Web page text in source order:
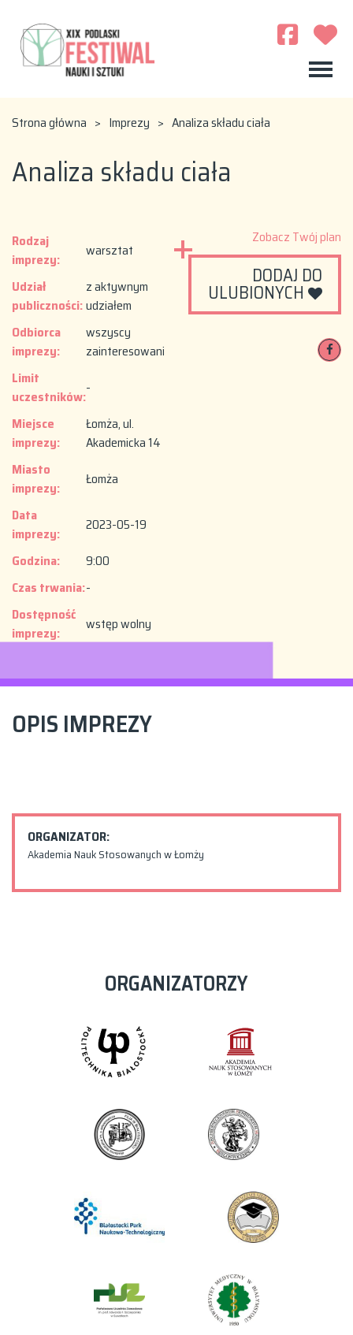
Strona główna > Imprezy > Analiza składu ciała
Analiza składu ciała
Rodzaj
imprezy:
warsztat
Udział
publiczności:
z aktywnym
udziałem
Odbiorca
imprezy:
wszyscy
zainteresowani
Limit
uczestników:-
Miejsce
imprezy:
Łomża, ul.
Akademicka 14
Miasto
imprezy:
Łomża
Data
imprezy:
2023-05-19
Godzina:
9:00
Czas trwania:-
Dostępność
imprezy:
wstęp wolny
Zobacz Twój plan
DODAJ DO
ULUBIONYCH
OPIS IMPREZY
ORGANIZATOR:
Akademia Nauk Stosowanych w Łomży
ORGANIZATORZY